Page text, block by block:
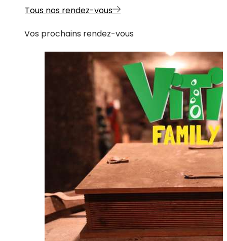
Tous nos rendez-vous
Vos prochains rendez-vous